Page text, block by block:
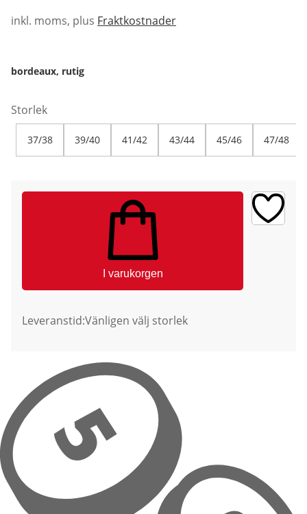
inkl. moms, plus Fraktkostnader
bordeaux, rutig
Storlek
37/38 39/40 41/42 43/44 45/46 47/48
I varukorgen
Leveranstid:Vänligen välj storlek